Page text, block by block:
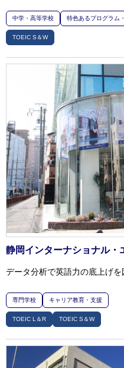
中学・高等学校 特色あるプログラム
TOEIC S＆W
静岡インターナショナル・
データ分析で英語力の底上げ
専門学校 キャリア教育・支援
TOEIC L＆R TOEIC S＆W